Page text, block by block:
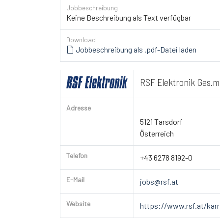
Jobbeschreibung
Keine Beschreibung als Text verfügbar
Download
Jobbeschreibung als .pdf-Datei laden
RSF Elektronik
Adresse
5121 Tarsdorf
Österreich
Telefon +43 6278 8192-0
E-Mail jobs@rsf.at
Website https://www.rsf.at/